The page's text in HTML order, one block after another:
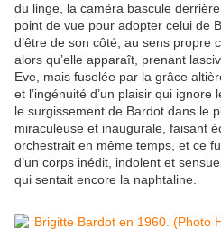
du linge, la caméra bascule
point de vue pour adopter celui de
d’être de son côté, au sens propre
alors qu’elle apparaît, prenant
Eve, mais fuselée par la grâce
et l’ingénuité d’un plaisir qui
le surgissement de Bardot dans le
miraculeuse et inaugurale, faisant
orchestrait en même temps, et ce
d’un corps inédit, indolent et
qui sentait encore la naphtaline.